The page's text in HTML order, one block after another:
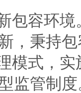
包容环
，秉持
模式，
监管制